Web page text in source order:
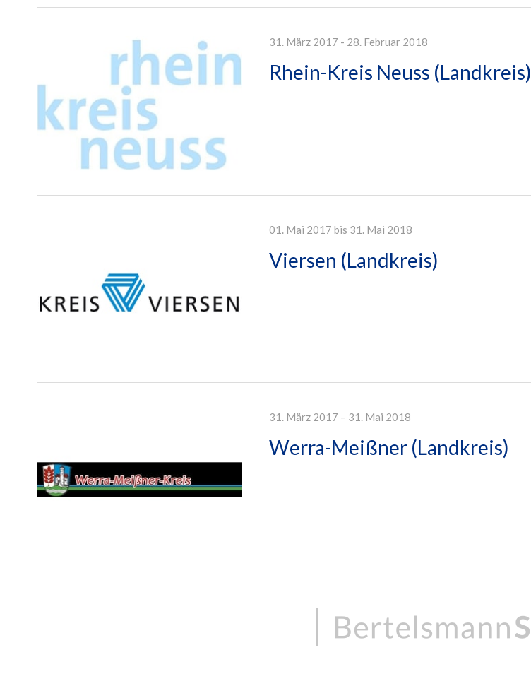
31. März 2017 - 28. Februar 2018
Rhein-Kreis Neuss (Landkreis)
01. Mai 2017 bis 31. Mai 2018
Viersen (Landkreis)
31. März 2017 – 31. Mai 2018
Werra-Meißner (Landkreis)